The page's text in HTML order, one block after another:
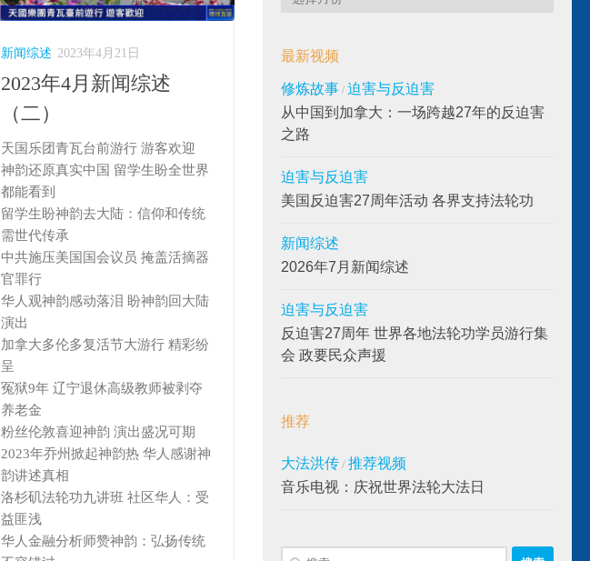
新闻综述 2023年4月21日
2023年4月新闻综述
（二）
天国乐团青瓦台前游行 游客欢迎
神韵还原真实中国 留学生盼全世界
都能看到
留学生盼神韵去大陆：信仰和传统
需世代传承
中共施压美国国会议员 掩盖活摘器
官罪行
华人观神韵感动落泪 盼神韵回大陆
演出
加拿大多伦多复活节大游行 精彩纷
呈
冤狱9年 辽宁退休高级教师被剥夺
养老金
粉丝伦敦喜迎神韵 演出盛况可期
2023年乔州掀起神韵热 华人感谢神
韵讲述真相
洛杉矶法轮功九讲班 社区华人：受
益匪浅
华人金融分析师赞神韵：弘扬传统
览
最新视频
修炼故事 / 迫害与反迫害
从中国到加拿大：一场跨越27年的反迫害
之路
迫害与反迫害
美国反迫害27周年活动 各界支持法轮功
新闻综述
2026年7月新闻综述
迫害与反迫害
反迫害27周年 世界各地法轮功学员游行集
会 政要民众声援
推荐
大法洪传 / 推荐视频
音乐电视：庆祝世界法轮大法日
搜